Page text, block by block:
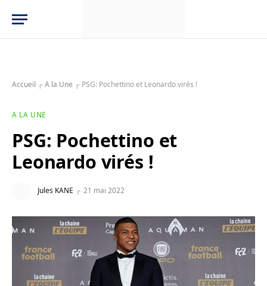
Accueil ┌A la Une ┌ PSG: Pochettino et Leonardo virés !
A LA UNE
PSG: Pochettino et
Leonardo virés !
Jules KANE 21 mai 2022